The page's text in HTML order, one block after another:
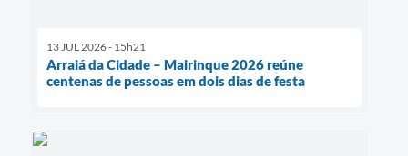
13 JUL 2026 - 15h21
Arraiá da Cidade – Mairinque 2026 reúne
centenas de pessoas em dois dias de festa